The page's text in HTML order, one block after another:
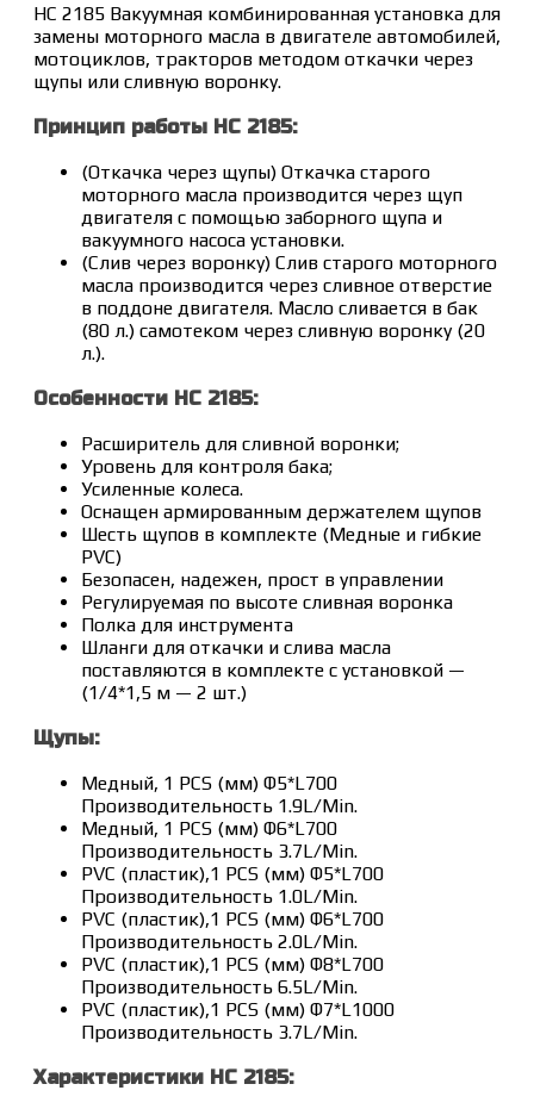
НС 2185 Вакуумная комбинированная установка для
замены моторного масла в двигателе автомобилей,
мотоциклов, тракторов методом откачки через
щупы или сливную воронку.
Принцип работы HC 2185:
(Откачка через щупы) Откачка старого
моторного масла производится через щуп
двигателя с помощью заборного щупа и
вакуумного насоса установки.
(Слив через воронку) Слив старого моторного
масла производится через сливное отверстие
в поддоне двигателя. Масло сливается в бак
(80 л.) самотеком через сливную воронку (20
л.).
Особенности HC 2185:
Расширитель для сливной воронки;
Уровень для контроля бака;
Усиленные колеса.
Оснащен армированным держателем щупов
Шесть щупов в комплекте (Медные и гибкие
PVC)
Безопасен, надежен, прост в управлении
Регулируемая по высоте сливная воронка
Полка для инструмента
Шланги для откачки и слива масла
поставляются в комплекте с установкой —
(1/4*1,5 м — 2 шт.)
Щупы:
Медный, 1 PCS (мм) Φ5*L700
Производительность 1.9L/Min.
Медный, 1 PCS (мм) Φ6*L700
Производительность 3.7L/Min.
PVC (пластик),1 PCS (мм) Φ5*L700
Производительность 1.0L/Min.
PVC (пластик),1 PCS (мм) Φ6*L700
Производительность 2.0L/Min.
PVC (пластик),1 PCS (мм) Φ8*L700
Производительность 6.5L/Min.
PVC (пластик),1 PCS (мм) Φ7*L1000
Производительность 3.7L/Min.
Характеристики HC 2185: